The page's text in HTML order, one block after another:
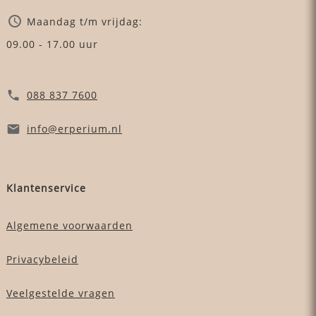
Maandag t/m vrijdag:
09.00 - 17.00 uur
088 837 7600
info@erperium.nl
Klantenservice
Algemene voorwaarden
Privacybeleid
Veelgestelde vragen